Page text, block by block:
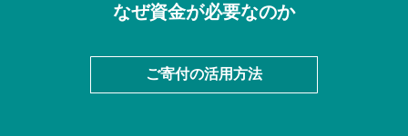
なぜ資金が必要なのか
ご寄付の活用方法